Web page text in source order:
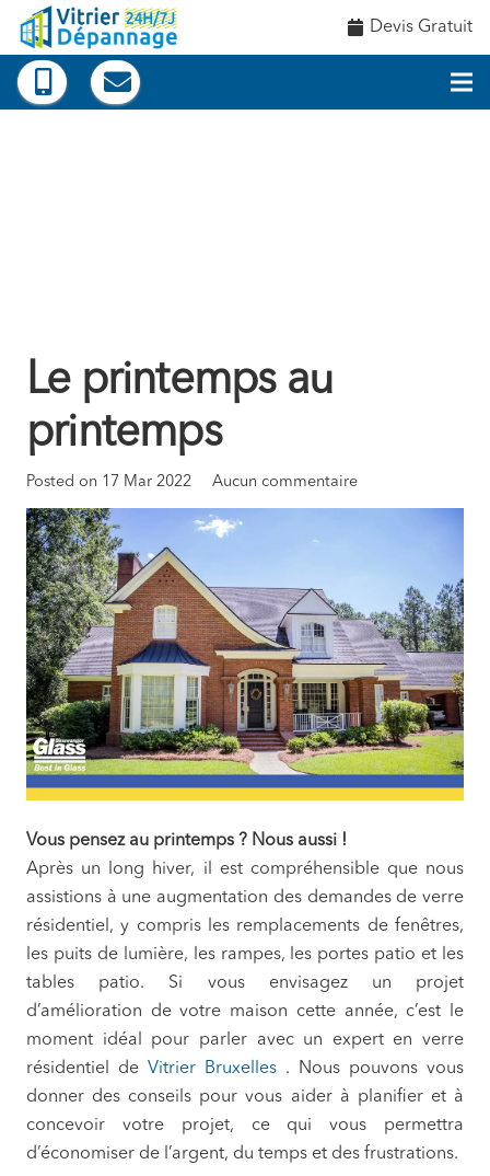
Devis Gratuit
Le printemps au
printemps
Posted on 17 Mar 2022 Aucun commentaire
Vous pensez au printemps ? Nous aussi !
Après un long hiver, il est compréhensible que nous
assistions à une augmentation des demandes de verre
résidentiel, y compris les remplacements de fenêtres,
les puits de lumière, les rampes, les portes patio et les
tables patio. Si vous envisagez un projet
d’amélioration de votre maison cette année, c’est le
moment idéal pour parler avec un expert en verre
résidentiel de Vitrier Bruxelles . Nous pouvons vous
donner des conseils pour vous aider à planifier et à
concevoir votre projet, ce qui vous permettra
d’économiser de l’argent, du temps et des frustrations.